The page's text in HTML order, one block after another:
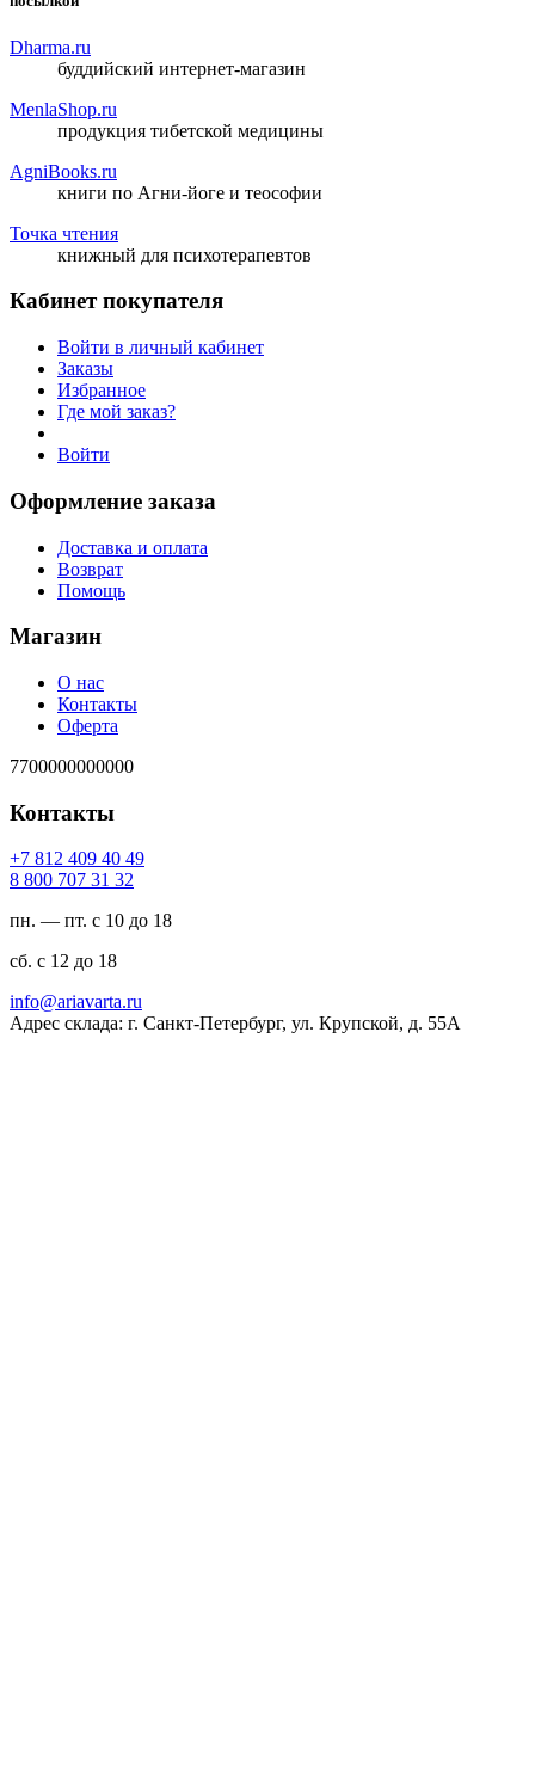
Dharma.ru
буддийский интернет-магазин
MenlaShop.ru
продукция тибетской медицины
AgniBooks.ru
книги по Агни-йоге и теософии
Точка чтения
книжный для психотерапевтов
Кабинет покупателя
Войти в личный кабинет
Заказы
Избранное
Где мой заказ?
Войти
Оформление заказа
Доставка и оплата
Возврат
Помощь
Магазин
О нас
Контакты
Оферта
7700000000000
Контакты
94 04 904 218 7+
23 13 707 008 8
пн. — пт. с 10 до 18
сб. с 12 до 18
ur.atravaira@ofni
Адрес склада: г. Санкт-Петербург, ул. Крупской, д. 55А